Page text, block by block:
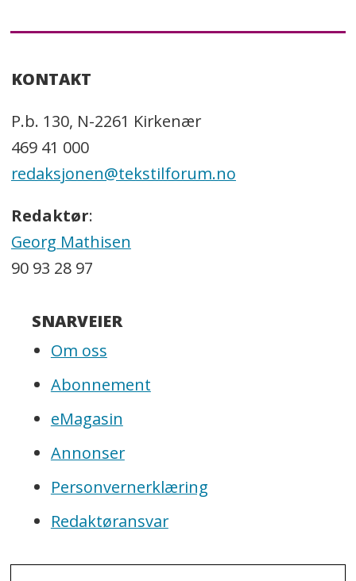
KONTAKT
P.b. 130, N-2261 Kirkenær
469 41 000
redaksjonen@tekstilforum.no
Redaktør:
Georg Mathisen
90 93 28 97
SNARVEIER
Om oss
Abonnement
eMagasin
Annonser
Personvernerklæring
Redaktøransvar